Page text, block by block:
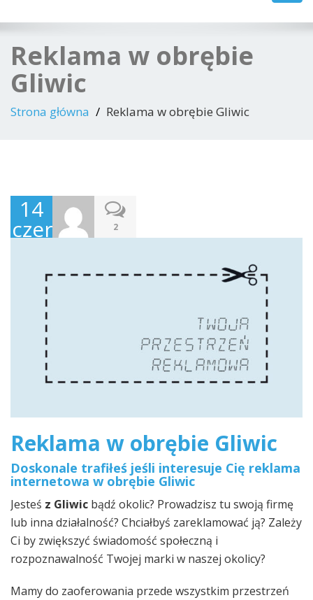
Reklama w obrębie
Gliwic
Strona główna Reklama w obrębie Gliwic
14
czerwca 2
Reklama w obrębie Gliwic
Doskonale trafiłeś jeśli interesuje Cię reklama
internetowa w obrębie Gliwic
Jesteś z Gliwic bądź okolic? Prowadzisz tu swoją firmę
lub inna działalność? Chciałbyś zareklamować ją? Zależy
Ci by zwiększyć świadomość społeczną i
rozpoznawalność Twojej marki w naszej okolicy?
Mamy do zaoferowania przede wszystkim przestrzeń